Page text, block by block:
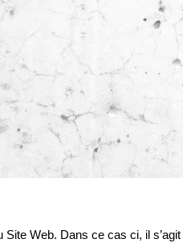
Site Web. Dans ce cas ci, il s’agit